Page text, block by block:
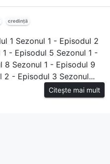
credință
1 Sezonul 1 - Episodul 2
- Episodul 5 Sezonul 1 -
8 Sezonul 1 - Episodul 9
2 - Episodul 3 Sezonul...
Citește mai mult